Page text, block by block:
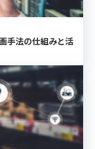
手法の仕組みと活